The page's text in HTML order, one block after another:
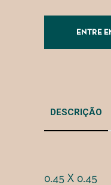
ENTRE
DESCRIÇÃO
0.45 X 0.45